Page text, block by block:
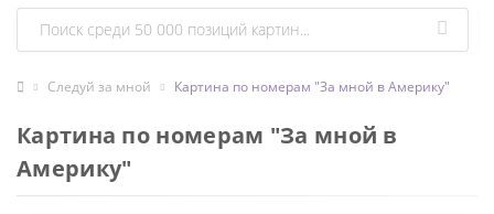
Следуй за мной Картина по номерам "За мной в Америку"
Картина по номерам "За мной в
Америку"